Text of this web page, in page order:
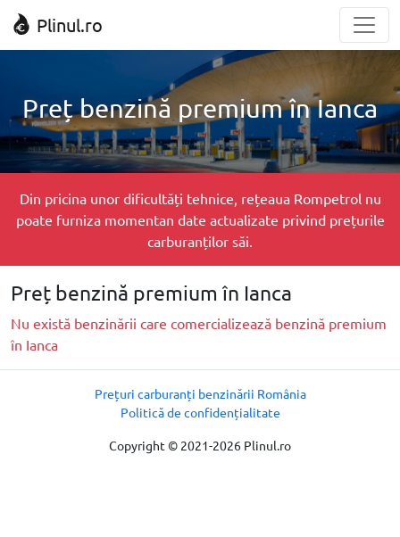
Plinul.ro
Preț benzină premium în Ianca
Din pricina unor dificultăți tehnice, rețeaua Rompetrol nu
poate furniza momentan date actualizate privind prețurile
carburanților săi.
Preț benzină premium în Ianca
Nu există benzinării care comercializează benzină premium
în Ianca
Copyright © 2021-2026 Plinul.ro
Prețuri carburanți benzinării România
Politică de confidențialitate